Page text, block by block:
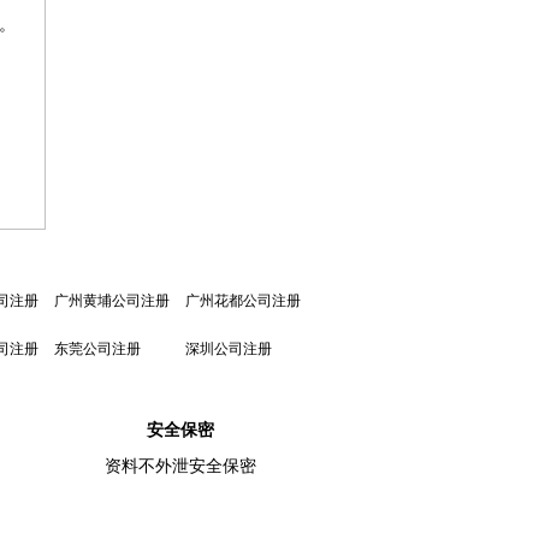
注册 广州黄埔公司注册 广州花都公司注册
注册 东莞公司注册 深圳公司注册
安全保密
资料不外泄安全保密